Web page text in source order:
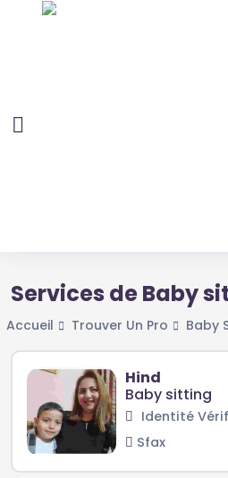
Services de Baby
Accueil Trouver Un Pro Baby
Hind
Baby sitting
Identité
Sfax